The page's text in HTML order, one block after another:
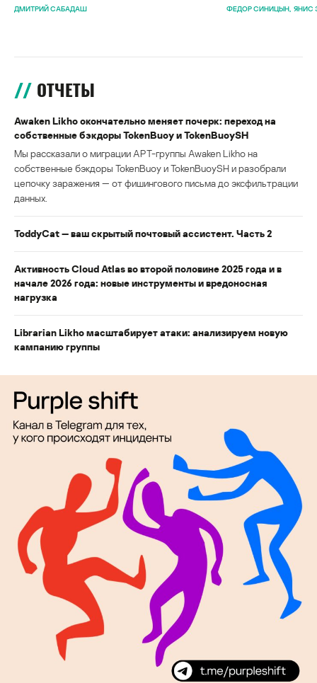
ДМИТРИЙ САБАДАШ
ФЕДОР СИНИЦЫН ЯНИС
ОТЧЕТЫ
Awaken Likho окончательно меняет почерк: переход на
собственные бэкдоры TokenBuoy и TokenBuoySH
Мы рассказали о миграции APT-группы Awaken Likho на
собственные бэкдоры TokenBuoy и TokenBuoySH и разобрали
цепочку заражения — от фишингового письма до эксфильтрации
данных.
ToddyCat — ваш скрытый почтовый ассистент. Часть 2
Активность Cloud Atlas во второй половине 2025 года и в
начале 2026 года: новые инструменты и вредоносная
нагрузка
Librarian Likho масштабирует атаки: анализируем новую
кампанию группы